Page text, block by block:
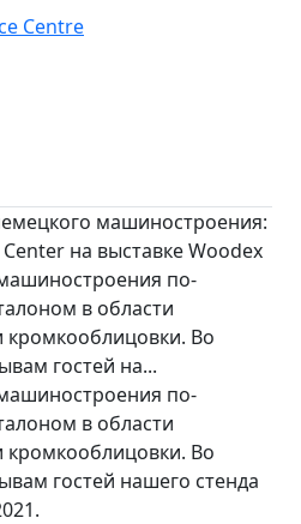
машиностроения:
на выставке Woodex
по-
в области
кромкооблицовки. Во
гостей на...
по-
в области
кромкооблицовки. Во
гостей нашего стенда